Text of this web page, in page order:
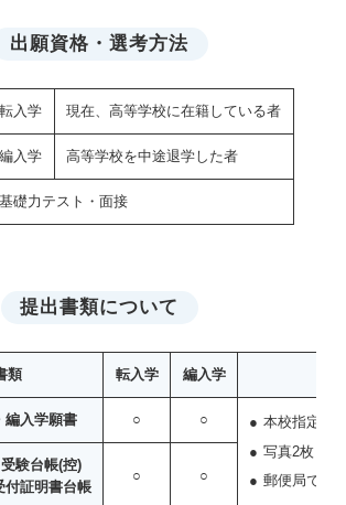
出願資格・選考方法
転入学 現在、高等学校に在籍している者
編入学 高等学校を中途退学した者
基礎力テスト・面接
提出書類について
類 転入学 編入学
編入学願書 ○ ○
本校指定用
写真2枚（
郵便局で受
験台帳(控)
付証明書台帳
○ ○